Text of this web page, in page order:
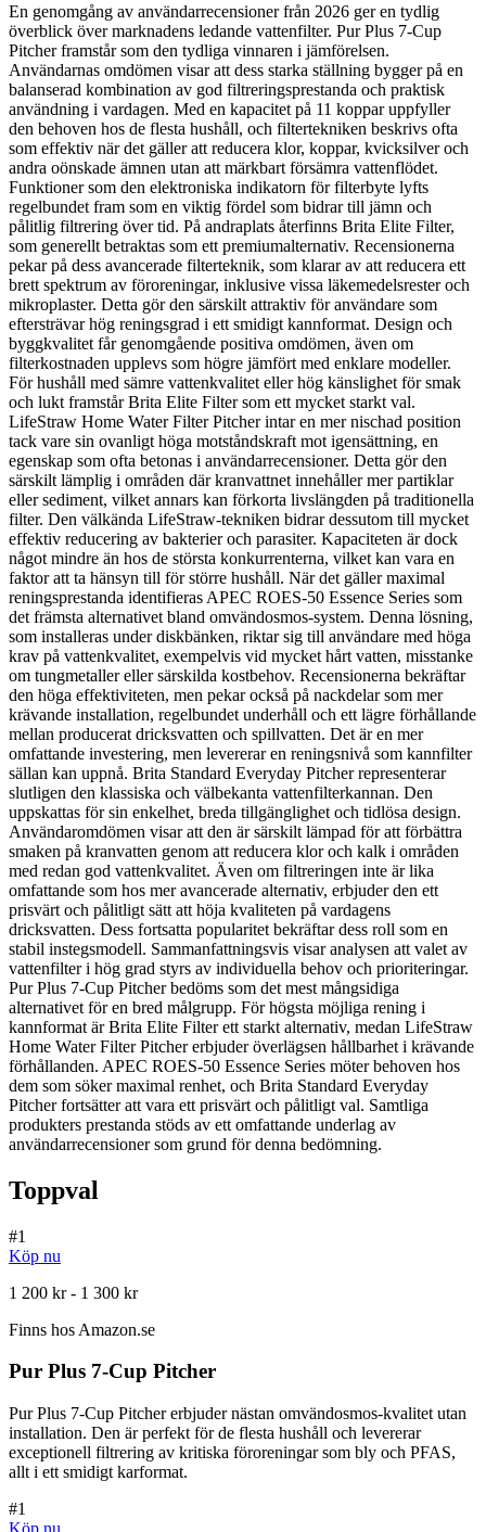
En genomgång av användarrecensioner från 2026 ger en tydlig
överblick över marknadens ledande vattenfilter. Pur Plus 7-Cup
Pitcher framstår som den tydliga vinnaren i jämförelsen.
Användarnas omdömen visar att dess starka ställning bygger på en
balanserad kombination av god filtreringsprestanda och praktisk
användning i vardagen. Med en kapacitet på 11 koppar uppfyller
den behoven hos de flesta hushåll, och filtertekniken beskrivs ofta
som effektiv när det gäller att reducera klor, koppar, kvicksilver och
andra oönskade ämnen utan att märkbart försämra vattenflödet.
Funktioner som den elektroniska indikatorn för filterbyte lyfts
regelbundet fram som en viktig fördel som bidrar till jämn och
pålitlig filtrering över tid. På andraplats återfinns Brita Elite Filter,
som generellt betraktas som ett premiumalternativ. Recensionerna
pekar på dess avancerade filterteknik, som klarar av att reducera ett
brett spektrum av föroreningar, inklusive vissa läkemedelsrester och
mikroplaster. Detta gör den särskilt attraktiv för användare som
eftersträvar hög reningsgrad i ett smidigt kannformat. Design och
byggkvalitet får genomgående positiva omdömen, även om
filterkostnaden upplevs som högre jämfört med enklare modeller.
För hushåll med sämre vattenkvalitet eller hög känslighet för smak
och lukt framstår Brita Elite Filter som ett mycket starkt val.
LifeStraw Home Water Filter Pitcher intar en mer nischad position
tack vare sin ovanligt höga motståndskraft mot igensättning, en
egenskap som ofta betonas i användarrecensioner. Detta gör den
särskilt lämplig i områden där kranvattnet innehåller mer partiklar
eller sediment, vilket annars kan förkorta livslängden på traditionella
filter. Den välkända LifeStraw-tekniken bidrar dessutom till mycket
effektiv reducering av bakterier och parasiter. Kapaciteten är dock
något mindre än hos de största konkurrenterna, vilket kan vara en
faktor att ta hänsyn till för större hushåll. När det gäller maximal
reningsprestanda identifieras APEC ROES-50 Essence Series som
det främsta alternativet bland omvändosmos-system. Denna lösning,
som installeras under diskbänken, riktar sig till användare med höga
krav på vattenkvalitet, exempelvis vid mycket hårt vatten, misstanke
om tungmetaller eller särskilda kostbehov. Recensionerna bekräftar
den höga effektiviteten, men pekar också på nackdelar som mer
krävande installation, regelbundet underhåll och ett lägre förhållande
mellan producerat dricksvatten och spillvatten. Det är en mer
omfattande investering, men levererar en reningsnivå som kannfilter
sällan kan uppnå. Brita Standard Everyday Pitcher representerar
slutligen den klassiska och välbekanta vattenfilterkannan. Den
uppskattas för sin enkelhet, breda tillgänglighet och tidlösa design.
Användaromdömen visar att den är särskilt lämpad för att förbättra
smaken på kranvatten genom att reducera klor och kalk i områden
med redan god vattenkvalitet. Även om filtreringen inte är lika
omfattande som hos mer avancerade alternativ, erbjuder den ett
prisvärt och pålitligt sätt att höja kvaliteten på vardagens
dricksvatten. Dess fortsatta popularitet bekräftar dess roll som en
stabil instegsmodell. Sammanfattningsvis visar analysen att valet av
vattenfilter i hög grad styrs av individuella behov och prioriteringar.
Pur Plus 7-Cup Pitcher bedöms som det mest mångsidiga
alternativet för en bred målgrupp. För högsta möjliga rening i
kannformat är Brita Elite Filter ett starkt alternativ, medan LifeStraw
Home Water Filter Pitcher erbjuder överlägsen hållbarhet i krävande
förhållanden. APEC ROES-50 Essence Series möter behoven hos
dem som söker maximal renhet, och Brita Standard Everyday
Pitcher fortsätter att vara ett prisvärt och pålitligt val. Samtliga
produkters prestanda stöds av ett omfattande underlag av
användarrecensioner som grund för denna bedömning.
Toppval
#1
Köp nu
1 200 kr - 1 300 kr
Finns hos Amazon.se
Pur Plus 7-Cup Pitcher
Pur Plus 7-Cup Pitcher erbjuder nästan omvändosmos-kvalitet utan
installation. Den är perfekt för de flesta hushåll och levererar
exceptionell filtrering av kritiska föroreningar som bly och PFAS,
allt i ett smidigt karformat.
#1